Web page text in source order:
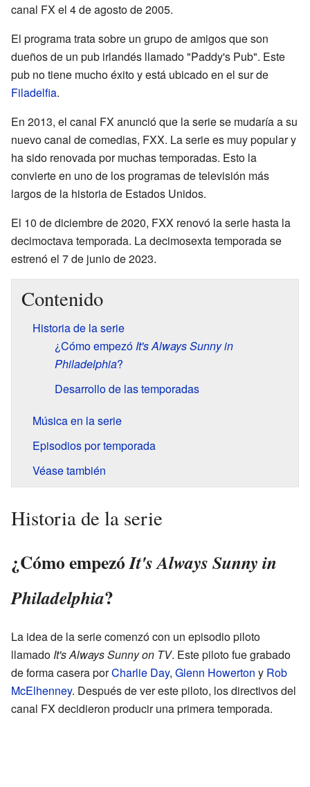
canal FX el 4 de agosto de 2005.
El programa trata sobre un grupo de amigos que son
dueños de un pub irlandés llamado "Paddy's Pub". Este
pub no tiene mucho éxito y está ubicado en el sur de
Filadelfia.
En 2013, el canal FX anunció que la serie se mudaría a su
nuevo canal de comedias, FXX. La serie es muy popular y
ha sido renovada por muchas temporadas. Esto la
convierte en uno de los programas de televisión más
largos de la historia de Estados Unidos.
El 10 de diciembre de 2020, FXX renovó la serie hasta la
decimoctava temporada. La decimosexta temporada se
estrenó el 7 de junio de 2023.
Contenido
Historia de la serie
¿Cómo empezóIt's Always Sunny in
Philadelphia?
Desarrollo de las temporadas
Música en la serie
Episodios por temporada
Véase también
Historia de la serie
¿Cómo empezóIt's Always Sunny in
Philadelphia?
La idea de la serie comenzó con un episodio piloto
llamado It's Always Sunny on TV. Este piloto fue grabado
de forma casera porCharlie Day, Glenn Howerton y Rob
McElhenney. Después de ver este piloto, los directivos del
canal FX decidieron producir una primera temporada.